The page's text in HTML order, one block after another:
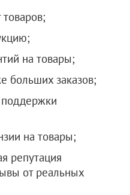
на товары;
больших заказов;
на товары;
репутация
от реальных